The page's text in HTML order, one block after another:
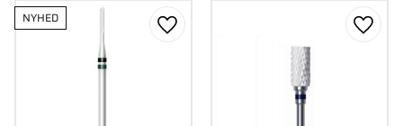
NYHED
Gem som favorit Gem